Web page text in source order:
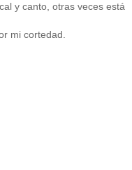
y canto, otras veces está
mi cortedad.